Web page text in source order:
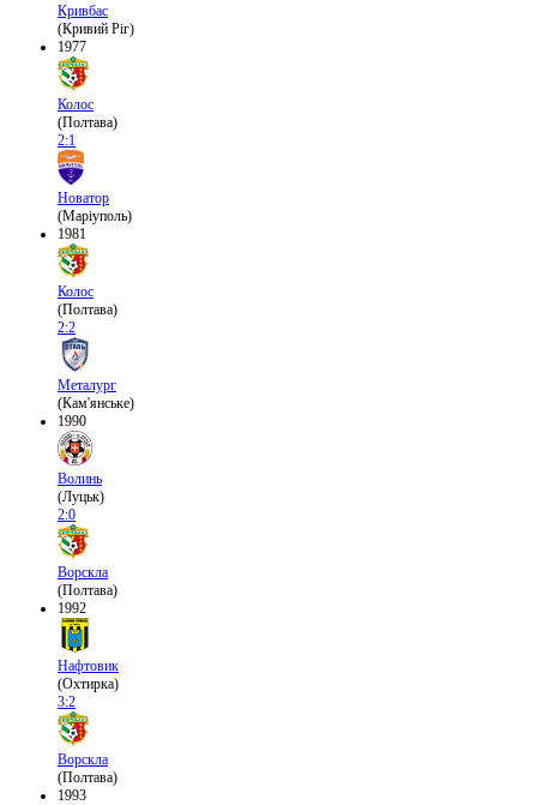
Кривбас
(Кривий Ріг)
1977
Колос
(Полтава)
2:1
Новатор
(Маріуполь)
1981
Колос
(Полтава)
2:2
Металург
(Кам'янське)
1990
Волинь
(Луцьк)
2:0
Ворскла
(Полтава)
1992
Нафтовик
(Охтирка)
3:2
Ворскла
(Полтава)
1993